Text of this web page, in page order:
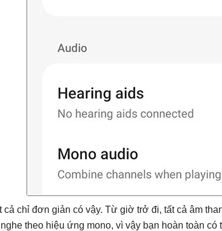
cả chỉ đơn giản có vậy. Từ giờ trở đi, tất cả âm
theo hiệu ứng mono, vì vậy bạn hoàn toàn